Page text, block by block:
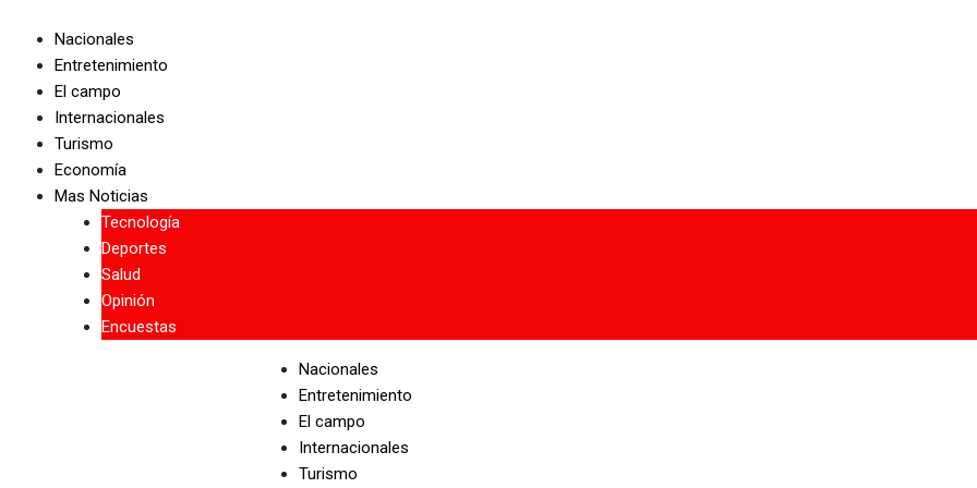
content
Nacionales
Entretenimiento
El campo
Internacionales
Turismo
Economía
Mas Noticias
Tecnología
Deportes
Salud
Opinión
Encuestas
Nacionales
Entretenimiento
El campo
Internacionales
Turismo